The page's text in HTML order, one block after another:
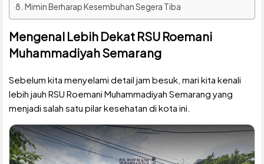
Mimin Berharap Kesembuhan Segera Tiba
Mengenal Lebih Dekat RSU Roemani
Muhammadiyah Semarang
Sebelum kita menyelami detail jam besuk, mari kita kenali
lebih jauh RSU Roemani Muhammadiyah Semarang yang
menjadi salah satu pilar kesehatan di kota ini.